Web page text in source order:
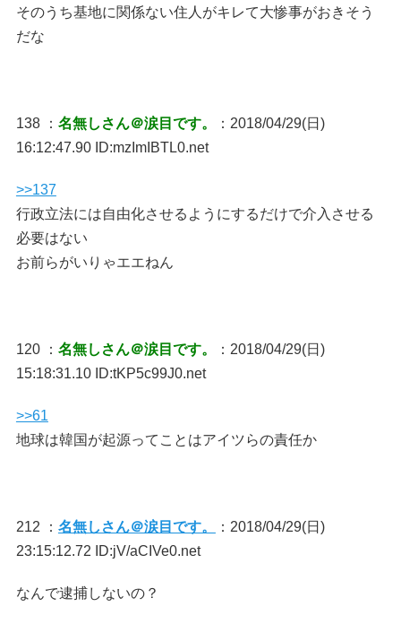
そのうち基地に関係ない住人がキレて大惨事がおきそう
だな
138 ： 名無しさん＠涙目です。
：2018/04/29(日)
16:12:47.90 ID:mzImIBTL0.net
>>137
行政立法には自由化させるようにするだけで介入させる
必要はない
お前らがいりゃエエねん
120 ： 名無しさん＠涙目です。
：2018/04/29(日)
15:18:31.10 ID:tKP5c99J0.net
>>61
地球は韓国が起源ってことはアイツらの責任か
212 ： 名無しさん＠涙目です。
：2018/04/29(日)
23:15:12.72 ID:jV/aCIVe0.net
なんで逮捕しないの？